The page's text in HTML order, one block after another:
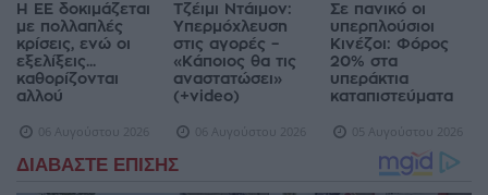
Η ΕΕ δοκιμάζεται
με πολλαπλές
κρίσεις, ενώ οι
εξελίξεις...
καθορίζονται
αλλού
06 Αυγούστου 2026
Τζέιμι Ντάιμον:
Υπερμόχλευση
στις αγορές –
«Κάποιος θα τις
αναστατώσει»
(+video)
06 Αυγούστου 2026
Σε πανικό οι
υπερπλούσιοι
Κινέζοι: Φόρος
20% στα
υπεράκτια
καταπιστεύματα
05 Αυγούστου 2026